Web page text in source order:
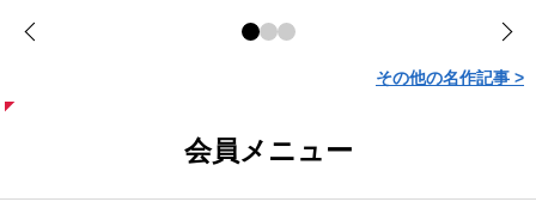
その他の名作記事 >
会員メニュー